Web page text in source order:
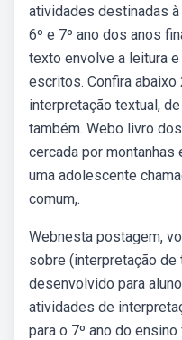
atividades destinadas
6º e 7º ano dos anos
texto envolve a leitura
escritos. Confira
interpretação textual,
também. Webo livro
cercada por montanhas
uma adolescente
comum,.
Webnesta postagem,
sobre (interpretação
desenvolvido para
atividades de
para o 7º ano do